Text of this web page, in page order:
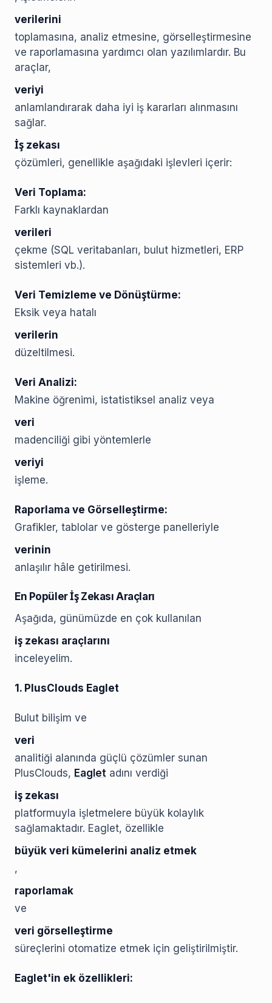
verilerini
toplamasına, analiz etmesine, görselleştirmesine
ve raporlamasına yardımcı olan yazılımlardır. Bu
araçlar,
veriyi
anlamlandırarak daha iyi iş kararları alınmasını
sağlar.
İş zekası
çözümleri, genellikle aşağıdaki işlevleri içerir:
Veri Toplama:
Farklı kaynaklardan
verileri
çekme (SQL veritabanları, bulut hizmetleri, ERP
sistemleri vb.).
Veri Temizleme ve Dönüştürme:
Eksik veya hatalı
verilerin
düzeltilmesi.
Veri Analizi:
Makine öğrenimi, istatistiksel analiz veya
veri
madenciliği gibi yöntemlerle
veriyi
işleme.
Raporlama ve Görselleştirme:
Grafikler, tablolar ve gösterge panelleriyle
verinin
anlaşılır hâle getirilmesi.
En Popüler İş Zekası Araçları
Aşağıda, günümüzde en çok kullanılan
iş zekası araçlarını
inceleyelim.
1. PlusClouds Eaglet
Bulut bilişim ve
veri
analitiği alanında güçlü çözümler sunan
PlusClouds, Eaglet adını verdiği
iş zekası
platformuyla işletmelere büyük kolaylık
sağlamaktadır. Eaglet, özellikle
büyük veri kümelerini analiz etmek
,
raporlamak
ve
veri görselleştirme
süreçlerini otomatize etmek için geliştirilmiştir.
Eaglet'in ek özellikleri: